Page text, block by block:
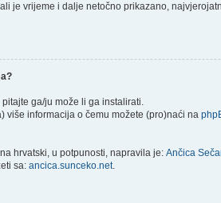
je vrijeme i dalje netočno prikazano,
ga/ju može li ga instalirati.
više informacija o čemu možete (pro)naći na
hrvatski, u potpunosti, napravila je: Ančica
sa: ancica.sunceko.net.